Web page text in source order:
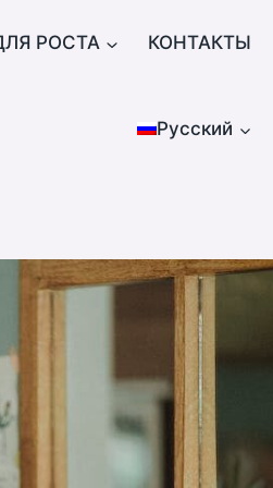
РОСТА КОНТАКТЫ
Русский